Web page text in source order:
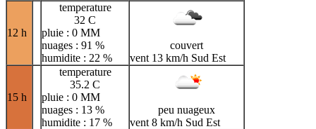
12 h
temperature
32 C
pluie : 0 MM
nuages : 91 %
humidite : 22 %
couvert
vent 13 km/h Sud Est
15 h
temperature
35.2 C
pluie : 0 MM
nuages : 13 %
humidite : 17 %
peu nuageux
vent 8 km/h Sud Est